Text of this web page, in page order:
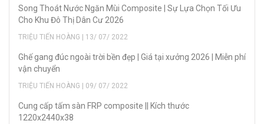
Song Thoát Nước Ngăn Mùi Composite | Sự Lựa Chọn Tối Ưu
Cho Khu Đô Thị Dân Cư 2026
TRIỆU TIẾN HOÀNG | 13/ 07/ 2022
Ghế gang đúc ngoài trời bền đẹp | Giá tại xưởng 2026 | Miễn phí
vận chuyển
TRIỆU TIẾN HOÀNG | 09/ 07/ 2022
Cung cấp tấm sàn FRP composite || Kích thước
1220x2440x38